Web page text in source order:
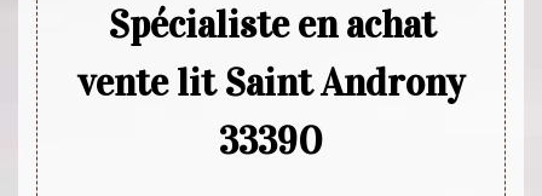
Spécialiste en achat
vente lit Saint Androny
33390